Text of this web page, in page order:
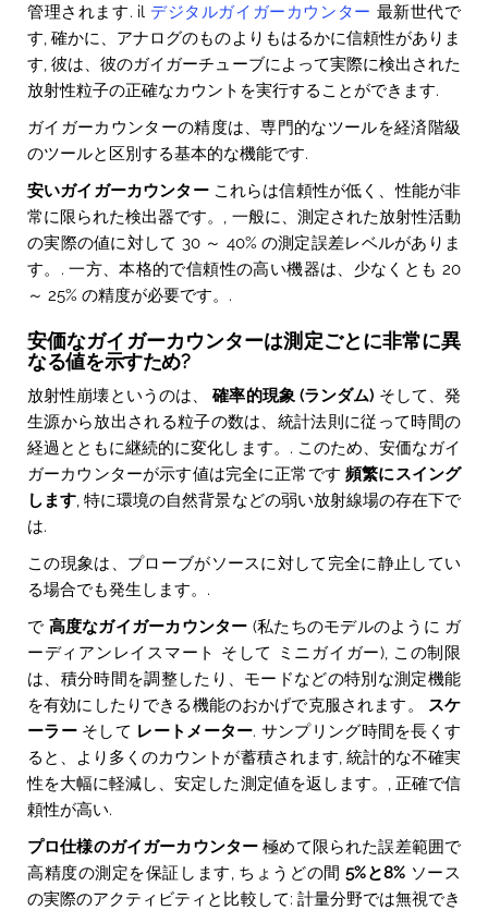
管理されます. il デジタルガイガーカウンター 最新世代で
す, 確かに、アナログのものよりもはるかに信頼性がありま
す, 彼は、彼のガイガーチューブによって実際に検出された
放射性粒子の正確なカウントを実行することができます.
ガイガーカウンターの精度は、専門的なツールを経済階級
のツールと区別する基本的な機能です.
安いガイガーカウンター これらは信頼性が低く、性能が非
常に限られた検出器です。, 一般に、測定された放射性活動
の実際の値に対して 30 ～ 40% の測定誤差レベルがありま
す。. 一方、本格的で信頼性の高い機器は、少なくとも 20
～ 25% の精度が必要です。.
安価なガイガーカウンターは測定ごとに非常に異
なる値を示すため?
放射性崩壊というのは、確率的現象 (ランダム) そして、発
生源から放出される粒子の数は、統計法則に従って時間の
経過とともに継続的に変化します。. このため、安価なガイ
ガーカウンターが示す値は完全に正常です頻繁にスイング
します , 特に環境の自然背景などの弱い放射線場の存在下で
は.
この現象は、プローブがソースに対して完全に静止してい
る場合でも発生します。.
で 高度なガイガーカウンター (私たちのモデルのように ガ
ーディアンレイスマート そして ミニガイガー), この制限
は、積分時間を調整したり、モードなどの特別な測定機能
を有効にしたりできる機能のおかげで克服されます。
スケ
ーラーそして レートメーター. サンプリング時間を長くす
ると、より多くのカウントが蓄積されます, 統計的な不確実
性を大幅に軽減し、安定した測定値を返します。, 正確で信
頼性が高い.
プロ仕様のガイガーカウンター 極めて限られた誤差範囲で
高精度の測定を保証します, ちょうどの間5%と8% ソース
の実際のアクティビティと比較して: 計量分野では無視でき